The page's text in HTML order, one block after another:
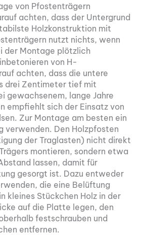
von Pfostenträgern
achten, dass der Untergrund
Holzkonstruktion mit
nutzt nichts, wenn
der Montage plötzlich
von H-
achten, dass die untere
drei Zentimeter tief mit
gewachsenem, lange Jahre
empfiehlt sich der Einsatz von
Zur Montage am besten ein
verwenden. Den Holzpfosten
der Traglasten) nicht direkt
montieren, sondern etwa
lassen, damit für
gesorgt ist. Dazu entweder
die eine Belüftung
kleines Stückchen Holz in der
auf die Platte legen, den
festschrauben und
entfernen.